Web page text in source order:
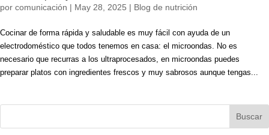
por comunicación | May 28, 2025 | Blog de nutrición
Cocinar de forma rápida y saludable es muy fácil con ayuda de un
electrodoméstico que todos tenemos en casa: el microondas. No es
necesario que recurras a los ultraprocesados, en microondas puedes
preparar platos con ingredientes frescos y muy sabrosos aunque tengas...